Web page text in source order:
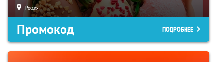
Россия
Промокод ПОДРОБНЕЕ